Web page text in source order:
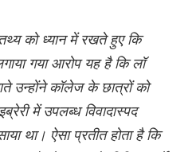
को ध्यान में रखते हुए कि
गया आरोप यह है कि लॉ
उन्होंने कॉलेज के छात्रों को
में उपलब्ध विवादास्पद
था। ऐसा प्रतीत होता है कि